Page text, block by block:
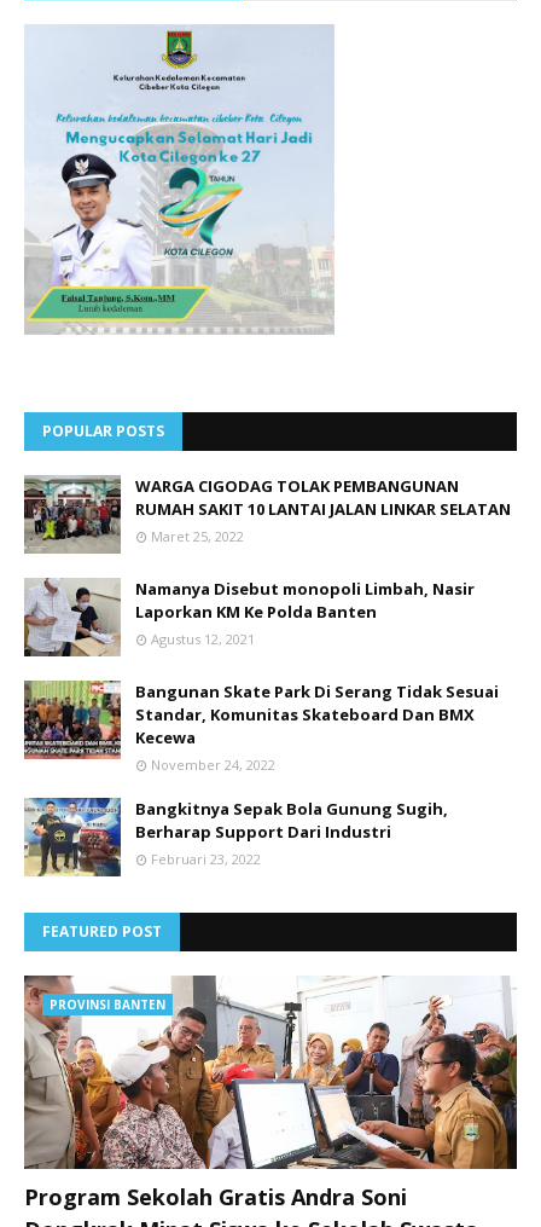
POPULAR POSTS
WARGA CIGODAG TOLAK PEMBANGUNAN
RUMAH SAKIT 10 LANTAI JALAN LINKAR SELATAN
Maret 25, 2022
Namanya Disebut monopoli Limbah, Nasir
Laporkan KM Ke Polda Banten
Agustus 12, 2021
Bangunan Skate Park Di Serang Tidak Sesuai
Standar, Komunitas Skateboard Dan BMX
Kecewa
November 24, 2022
Bangkitnya Sepak Bola Gunung Sugih,
Berharap Support Dari Industri
Februari 23, 2022
FEATURED POST
PROVINSI BANTEN
Program Sekolah Gratis Andra Soni